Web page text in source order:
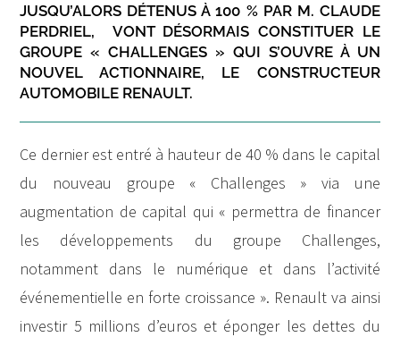
JUSQU’ALORS DÉTENUS À 100 % PAR M. CLAUDE
PERDRIEL, VONT DÉSORMAIS CONSTITUER LE
GROUPE « CHALLENGES » QUI S’OUVRE À UN
NOUVEL ACTIONNAIRE, LE CONSTRUCTEUR
AUTOMOBILE RENAULT.
Ce dernier est entré à hauteur de 40 % dans le capital
du nouveau groupe « Challenges » via une
augmentation de capital qui « permettra de financer
les développements du groupe Challenges,
notamment dans le numérique et dans l’activité
événementielle en forte croissance ». Renault va ainsi
investir 5 millions d’euros et éponger les dettes du